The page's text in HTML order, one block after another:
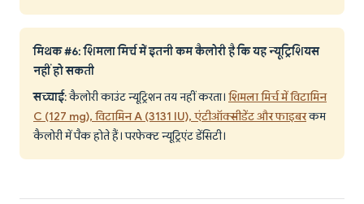
मिथक #6: शिमला मिर्च में इतनी कम कैलोरी है कि यह न्यूट्रिशियस
नहीं हो सकती
सच्चाई: कैलोरी काउंट न्यूट्रिशन तय नहीं करता। शिमला मिर्च में विटामिन
C (127 mg), विटामिन A (3131 IU), एंटीऑक्सीडेंट और फाइबरकम
कैलोरी में पैक होते हैं। परफेक्ट न्यूट्रिएंट डेंसिटी।